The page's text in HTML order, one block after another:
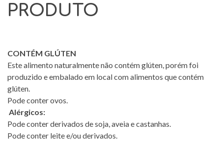
PRODUTO
CONTÉM GLÚTEN
Este alimento naturalmente não contém glúten, porém foi
produzido e embalado em local com alimentos que contém
glúten.
Pode conter ovos.
Alérgicos:
Pode conter derivados de soja, aveia e castanhas.
Pode conter leite e/ou derivados.